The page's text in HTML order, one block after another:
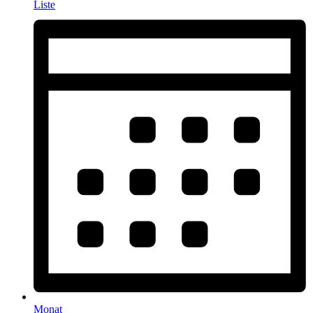
Liste
Monat